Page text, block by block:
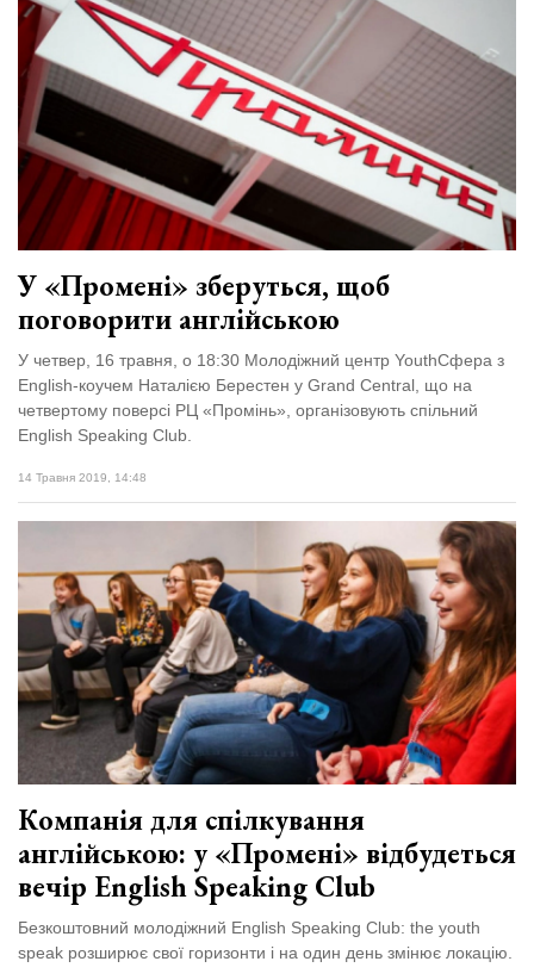
У «Промені» зберуться, щоб
поговорити англійською
У четвер, 16 травня, о 18:30 Молодіжний центр YouthСфера з
English-коучем Наталією Берестен у Grand Central, що на
четвертому поверсі РЦ «Промінь», організовують спільний
English Speaking Club.
14 Травня 2019, 14:48
Компанія для спілкування
англійською: у «Промені» відбудеться
вечір English Speaking Club
Безкоштовний молодіжний English Speaking Club: the youth
speak розширює свої горизонти і на один день змінює локацію.